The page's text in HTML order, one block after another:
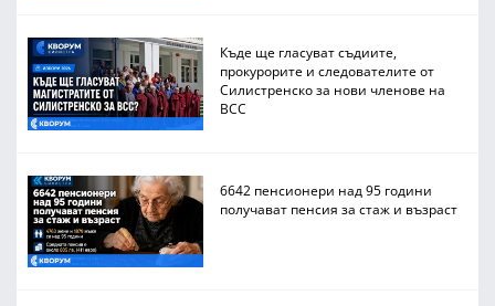
Къде ще гласуват съдиите,
прокурорите и следователите от
Силистренско за нови членове на
ВСС
6642 пенсионери над 95 години
получават пенсия за стаж и възраст